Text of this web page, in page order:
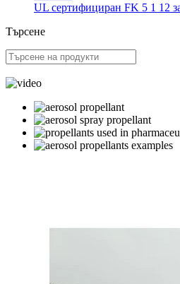
UL сертифициран FK 5 1 12
Търсене